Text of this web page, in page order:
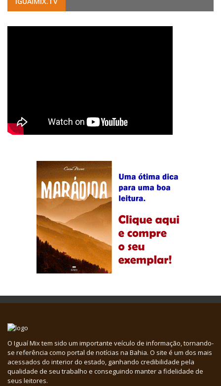
O Iguaí Mix tem sido um importante veículo de informação, tornando-
se referência como portal de notícias na Bahia. O site é um dos mais
acessados do interior do estado, ganhando credibilidade pela
qualidade de seu trabalho e conseguindo manter a fidelidade de
seus leitores.